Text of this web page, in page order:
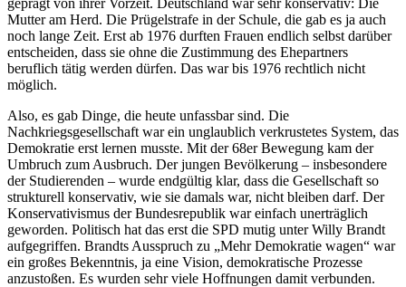
Mutter am Herd. Die Prügelstrafe in der Schule, die gab es ja auch
noch lange Zeit. Erst ab 1976 durften Frauen endlich selbst darüber
entscheiden, dass sie ohne die Zustimmung des Ehepartners
beruflich tätig werden dürfen. Das war bis 1976 rechtlich nicht
möglich.
Also, es gab Dinge, die heute unfassbar sind. Die
Nachkriegsgesellschaft war ein unglaublich verkrustetes System, das
Demokratie erst lernen musste. Mit der 68er Bewegung kam der
Umbruch zum Ausbruch. Der jungen Bevölkerung – insbesondere
der Studierenden – wurde endgültig klar, dass die Gesellschaft so
strukturell konservativ, wie sie damals war, nicht bleiben darf. Der
Konservativismus der Bundesrepublik war einfach unerträglich
geworden. Politisch hat das erst die SPD mutig unter Willy Brandt
aufgegriffen. Brandts Ausspruch zu „Mehr Demokratie wagen“ war
ein großes Bekenntnis, ja eine Vision, demokratische Prozesse
anzustoßen. Es wurden sehr viele Hoffnungen damit verbunden.